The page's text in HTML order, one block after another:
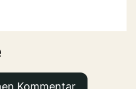
Kommentar